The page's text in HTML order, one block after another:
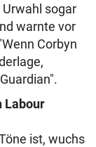
Urwahl sogar
warnte vor
Corbyn
Labour
ist, wuchs